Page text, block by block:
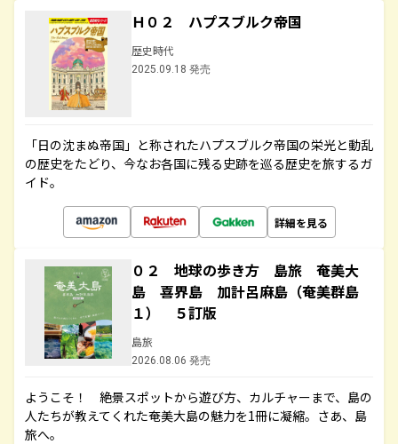
Ｈ０２ ハプスブルク帝国
歴史時代
2025.09.18 発売
「日の沈まぬ帝国」と称されたハプスブルク帝国の栄光と動乱
の歴史をたどり、今なお各国に残る史跡を巡る歴史を旅するガ
イド。
詳細を見る
０２ 地球の歩き方 島旅 奄美大
島 喜界島 加計呂麻島（奄美群島
１） ５訂版
島旅
2026.08.06 発売
ようこそ！ 絶景スポットから遊び方、カルチャーまで、島の
人たちが教えてくれた奄美大島の魅力を1冊に凝縮。さあ、島
旅へ。